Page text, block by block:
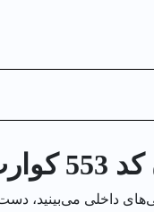
می‌بینید، دست